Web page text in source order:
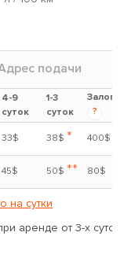
подачи
4-9
суток
1-3
суток
Залог
?
33$ 38$ * 400$
45$ 50$ ** 80$
на сутки
аренде от 3-х суток